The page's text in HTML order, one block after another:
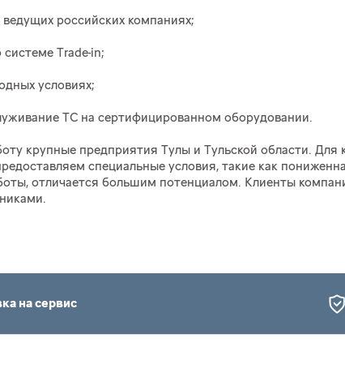
ведущих российских компаниях;
Trade-in;
условиях;
ТС на сертифицированном оборудовании.
крупные предприятия Тулы и Тульской области.
специальные условия, такие как
отличается большим потенциалом. Клиенты
на сервис